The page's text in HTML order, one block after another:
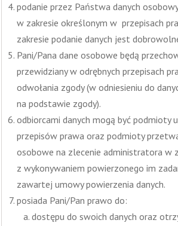
podanie przez Państwa danych
w zakresie określonym w przepisach
zakresie podanie danych jest
Pani/Pana dane osobowe będą
przewidziany w odrębnych przepisach
odwołania zgody (w odniesieniu do
na podstawie zgody).
odbiorcami danych mogą być podmioty
przepisów prawa oraz podmioty
osobowe na zlecenie administratora w
z wykonywaniem powierzonego im
zawartej umowy powierzenia danych.
posiada Pani/Pan prawo do:
dostępu do swoich danych oraz